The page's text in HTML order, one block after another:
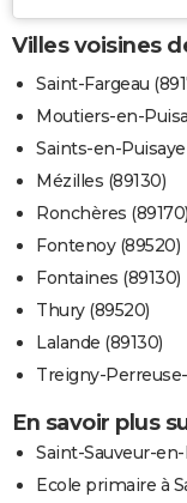
Villes voisines
Saint-Fargeau
Moutiers-en-
Saints-en-
Mézilles (89130)
Ronchères (89170)
Fontenoy (89520)
Fontaines (89130)
Thury (89520)
Lalande (89130)
Treigny-
En savoir plus
Saint-Sauveur-
Ecole primaire à